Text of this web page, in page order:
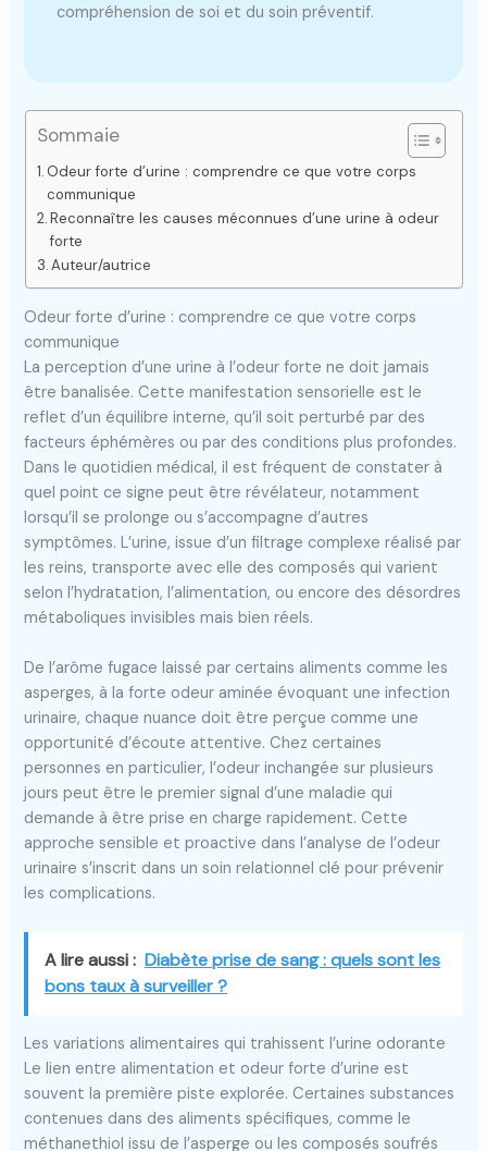
compréhension de soi et du soin préventif.
Sommaie
Odeur forte d’urine : comprendre ce que votre corps
communique
Reconnaître les causes méconnues d’une urine à odeur
forte
Auteur/autrice
Odeur forte d’urine : comprendre ce que votre corps
communique
La perception d’une urine à l’odeur forte ne doit jamais
être banalisée. Cette manifestation sensorielle est le
reflet d’un équilibre interne, qu’il soit perturbé par des
facteurs éphémères ou par des conditions plus profondes.
Dans le quotidien médical, il est fréquent de constater à
quel point ce signe peut être révélateur, notamment
lorsqu’il se prolonge ou s’accompagne d’autres
symptômes. L’urine, issue d’un filtrage complexe réalisé par
les reins, transporte avec elle des composés qui varient
selon l’hydratation, l’alimentation, ou encore des désordres
métaboliques invisibles mais bien réels.
De l’arôme fugace laissé par certains aliments comme les
asperges, à la forte odeur aminée évoquant une infection
urinaire, chaque nuance doit être perçue comme une
opportunité d’écoute attentive. Chez certaines
personnes en particulier, l’odeur inchangée sur plusieurs
jours peut être le premier signal d’une maladie qui
demande à être prise en charge rapidement. Cette
approche sensible et proactive dans l’analyse de l’odeur
urinaire s’inscrit dans un soin relationnel clé pour prévenir
les complications.
A lire aussi : Diabète prise de sang : quels sont les
bons taux à surveiller ?
Les variations alimentaires qui trahissent l’urine odorante
Le lien entre alimentation et odeur forte d’urine est
souvent la première piste explorée. Certaines substances
contenues dans des aliments spécifiques, comme le
méthanethiol issu de l’asperge ou les composés soufrés